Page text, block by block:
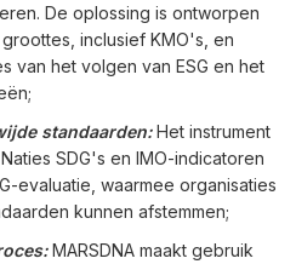
De oplossing is ontworpen
inclusief KMO's, en
van het volgen van ESG en het
standaarden:Het instrument
SDG's en IMO-indicatoren
evaluatie, waarmee organisaties
kunnen afstemmen;
MARSDNA maakt gebruik